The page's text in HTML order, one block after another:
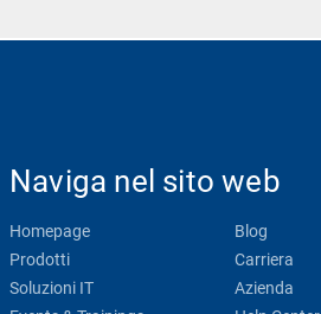
Naviga nel sito web
Homepage
Prodotti
Soluzioni IT
Blog
Carriera
Azienda